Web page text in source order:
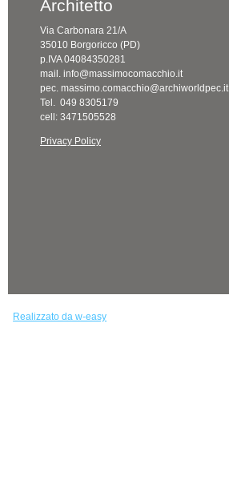
Architetto
Via Carbonara 21/A
35010 Borgoricco (PD)
p.IVA 04084350281
mail. info@massimocomacchio.it
pec. massimo.comacchio@archiworldpec.it
Tel. 049 8305179
cell: 3471505528
Privacy Policy
Realizzato da w-easy